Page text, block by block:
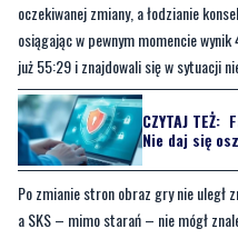
CZYTAJ TEŻ:
Nie daj się
Po zmianie stron obraz gry nie uległ
a SKS – mimo starań – nie mógł
odpowiedzialność w ofensywie
Jeszke i Bartosza możliwości
przed ostatnią kwartą strata